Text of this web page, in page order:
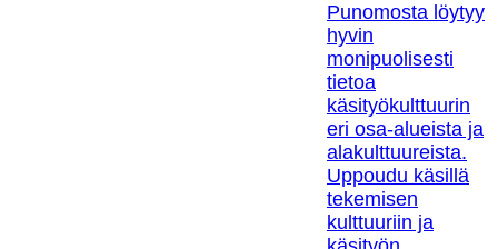
Punomosta löytyy
hyvin
monipuolisesti
tietoa
käsityökulttuurin
eri osa-alueista ja
alakulttuureista.
Uppoudu käsillä
tekemisen
kulttuuriin ja